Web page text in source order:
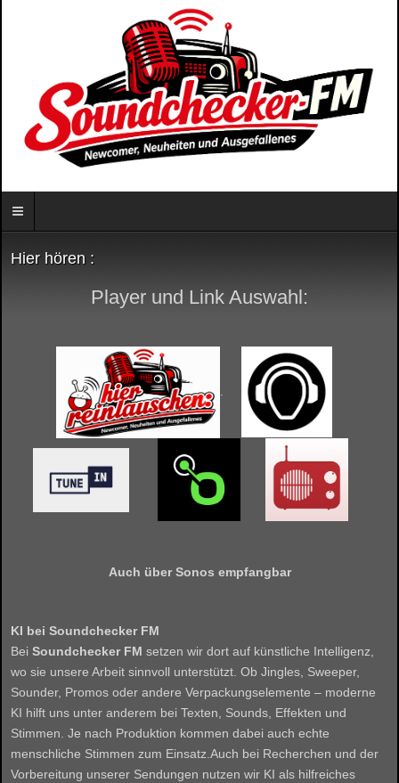
Hier hören :
Player und Link Auswahl:
Auch über Sonos empfangbar
KI bei Soundchecker FM
Bei Soundchecker FM setzen wir dort auf künstliche Intelligenz,
wo sie unsere Arbeit sinnvoll unterstützt. Ob Jingles, Sweeper,
Sounder, Promos oder andere Verpackungselemente – moderne
KI hilft uns unter anderem bei Texten, Sounds, Effekten und
Stimmen. Je nach Produktion kommen dabei auch echte
menschliche Stimmen zum Einsatz.Auch bei Recherchen und der
Vorbereitung unserer Sendungen nutzen wir KI als hilfreiches